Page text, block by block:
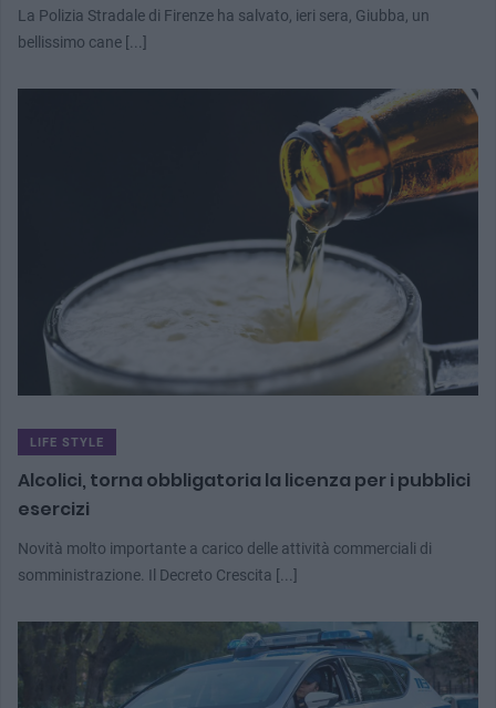
La Polizia Stradale di Firenze ha salvato, ieri sera, Giubba, un
bellissimo cane [...]
LIFE STYLE
Alcolici, torna obbligatoria la licenza per i pubblici
esercizi
Novità molto importante a carico delle attività commerciali di
somministrazione. Il Decreto Crescita [...]